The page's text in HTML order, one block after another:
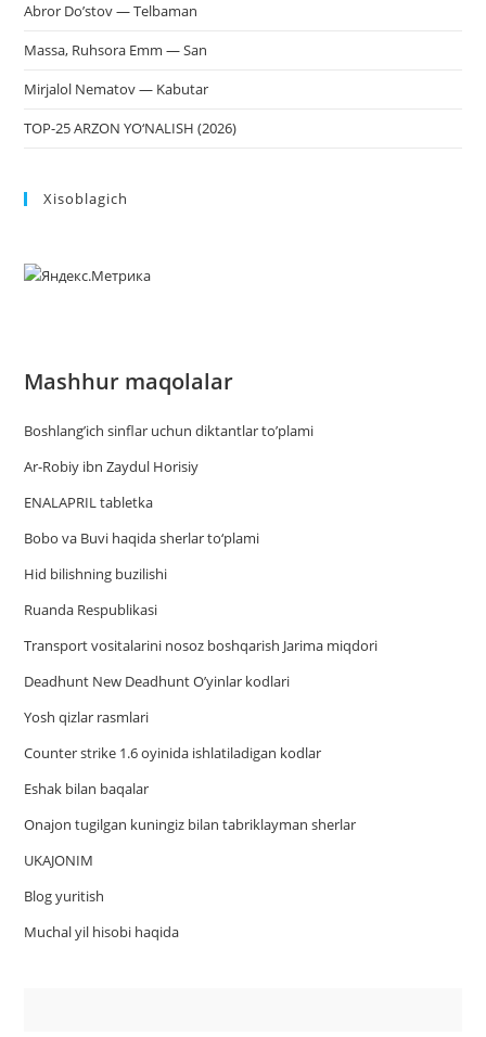
Abror Do’stov — Telbaman
Massa, Ruhsora Emm — San
Mirjalol Nematov — Kabutar
TOP-25 ARZON YO‘NALISH (2026)
Xisoblagich
Mashhur maqolalar
Boshlang’ich sinflar uchun diktantlar to’plami
Ar-Robiy ibn Zaydul Horisiy
ENALAPRIL tabletka
Bobo va Buvi haqida sherlar to‘plami
Hid bilishning buzilishi
Ruanda Respublikasi
Trаnsport vositаlаrini nosoz boshqаrish Jаrimа miqdori
Deadhunt New Deadhunt O’yinlar kodlari
Yosh qizlar rasmlari
Counter strike 1.6 oyinida ishlatiladigan kodlar
Eshak bilan baqalar
Onajon tugilgan kuningiz bilan tabriklayman sherlar
UKAJONIM
Blog yuritish
Muchal yil hisobi haqida